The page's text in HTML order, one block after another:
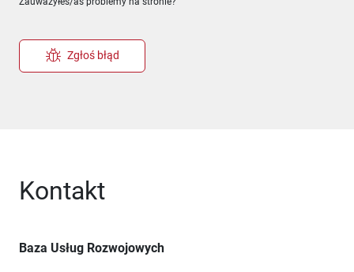
Zgłoś błąd
Kontakt
Baza Usług Rozwojowych